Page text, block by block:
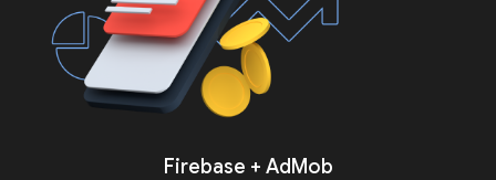
Firebase + AdMob